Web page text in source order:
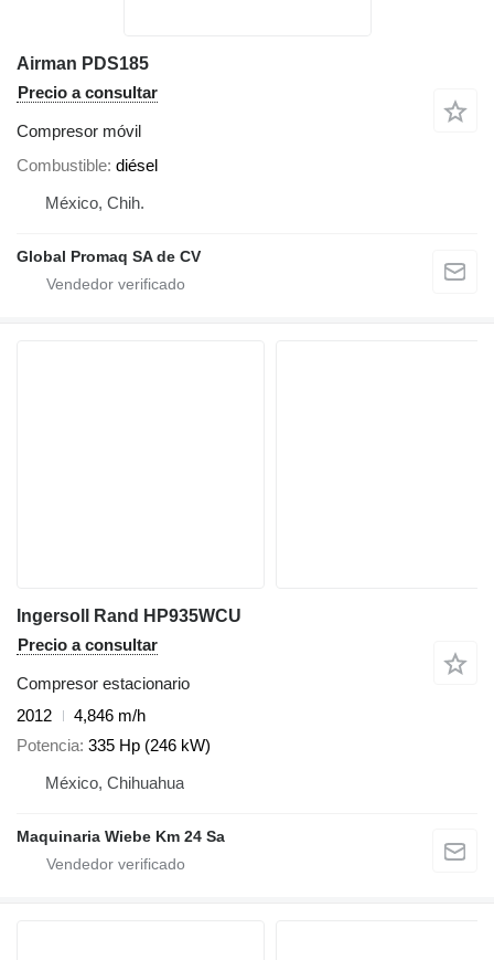
Airman PDS185
Precio a consultar
Compresor móvil
Combustible diésel
México, Chih.
Global Promaq SA de CV
Ingersoll Rand HP935WCU
Precio a consultar
Compresor estacionario
2012
4,846 m/h
Potencia 335 Hp (246 kW)
México, Chihuahua
Maquinaria Wiebe Km 24 Sa